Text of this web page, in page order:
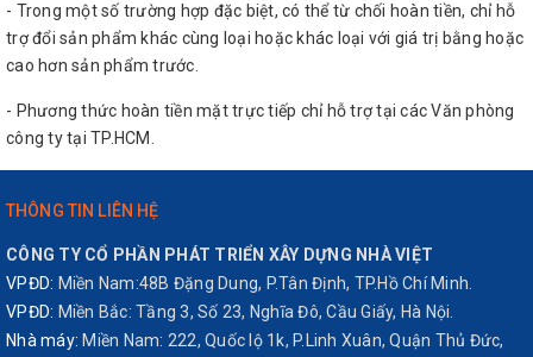
- Trong một số trường hợp đặc biệt, có thể từ chối hoàn tiền, chỉ hỗ
trợ đổi sản phẩm khác cùng loại hoặc khác loại với giá trị bằng hoặc
cao hơn sản phẩm trước.
- Phương thức hoàn tiền mặt trực tiếp chỉ hỗ trợ tại các Văn phòng
công ty tại TP.HCM.
THÔNG TIN LIÊN HỆ
CÔNG TY CỔ PHẦN PHÁT TRIỂN XÂY DỰNG NHÀ VIỆT
VPĐD: Miền Nam:48B Đặng Dung, P.Tân Định, TP.Hồ Chí Minh.
VPĐD: Miền Bắc: Tầng 3, Số 23, Nghĩa Đô, Cầu Giấy, Hà Nội.
Nhà máy: Miền Nam: 222, Quốc lộ 1k, P.Linh Xuân, Quận Thủ Đức,